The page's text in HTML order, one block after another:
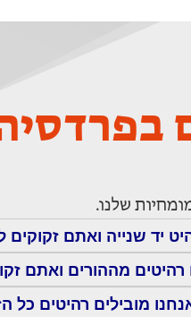
שלנו.
יד שנייה ואתם
מההורים ואתם
מובילים רהיטים כל